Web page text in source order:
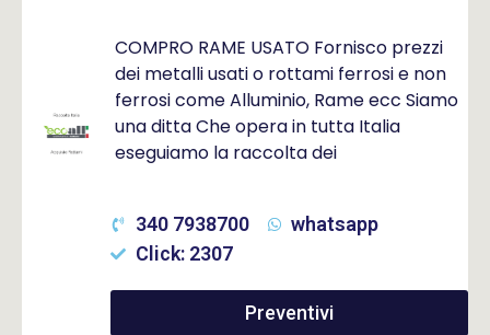
COMPRO RAME USATO Fornisco prezzi
dei metalli usati o rottami ferrosi e non
ferrosi come Alluminio, Rame ecc Siamo
una ditta Che opera in tutta Italia
eseguiamo la raccolta dei
340 7938700
whatsapp
Click: 2307
Preventivi